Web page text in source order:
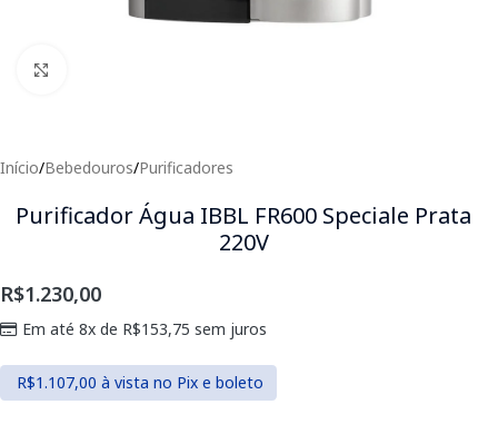
Início/Bebedouros/Purificadores
Purificador Água IBBL FR600 Speciale Prata
220V
R$1.230,00
Em até 8x de R$153,75 sem juros
R$1.107,00 à vista no Pix e boleto